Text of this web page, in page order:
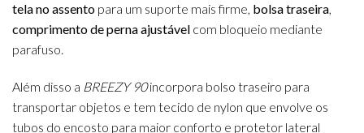
tela no assento para um suporte mais firme, bolsa traseira,
comprimento de perna ajustável com bloqueio mediante
parafuso.
Além disso a BREEZY 90incorpora bolso traseiro para
transportar objetos e tem tecido de nylon que envolve os
tubos do encosto para maior conforto e protetor lateral